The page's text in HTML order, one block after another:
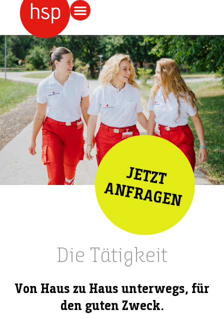
JETZT
ANFRAGEN
Die Tätigkeit
Von Haus zu Haus unterwegs, für
den guten Zweck.